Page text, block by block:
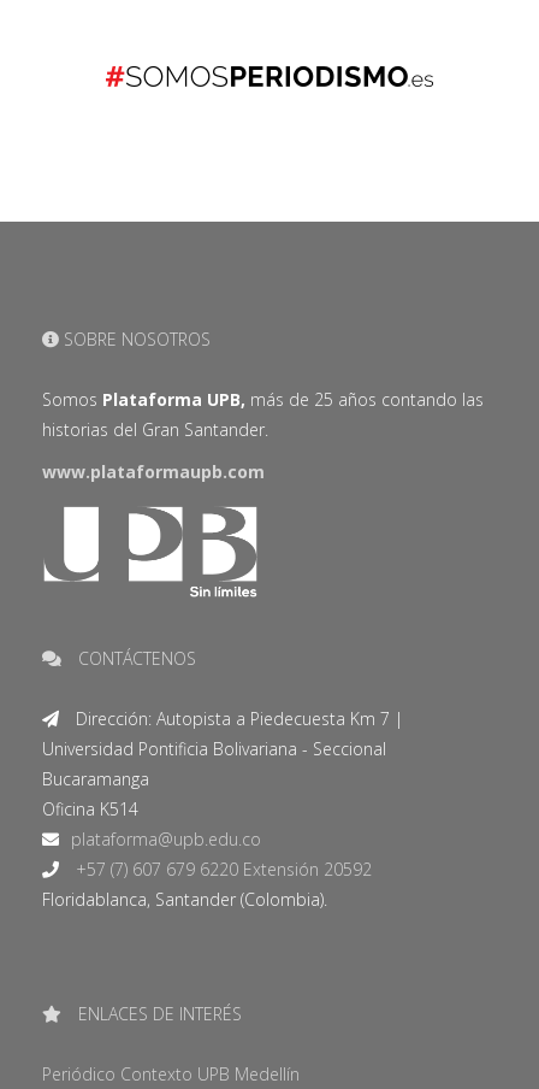
SOBRE NOSOTROS
Somos Plataforma UPB, más de 25 años contando las
historias del Gran Santander.
www.plataformaupb.com
CONTÁCTENOS
Dirección: Autopista a Piedecuesta Km 7 |
Universidad Pontificia Bolivariana - Seccional
Bucaramanga
Oficina K514
+57 (7) 607 679 6220 Extensión 20592
Floridablanca, Santander (Colombia).
ENLACES DE INTERÉS
Periódico Contexto UPB Medellín